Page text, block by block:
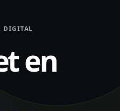
DIGITAL
en